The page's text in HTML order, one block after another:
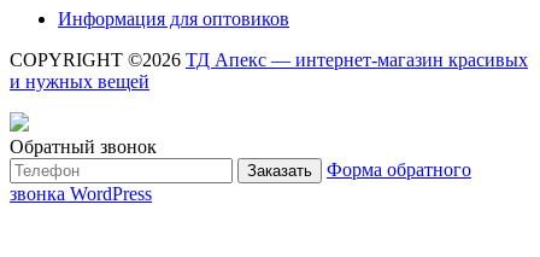
Информация для оптовиков
COPYRIGHT ©2026 ТД Апекс — интернет-магазин красивых
и нужных вещей
Обратный звонок
Заказать
Форма обратного
звонка WordPress